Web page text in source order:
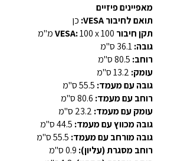
מאפיינים פיזיים
תואם לחיבור VESA:
כן
תקן חיבור VESA: ‎100 x 100 מ"מ‎
גובה:
רוחב:
עומק:
גובה עם מעמד:
רוחב עם מעמד:
עומק עם מעמד:
גובה מכווץ עם מעמד:
גובה מורחב עם מעמד:
רוחב מסגרת (עליון):